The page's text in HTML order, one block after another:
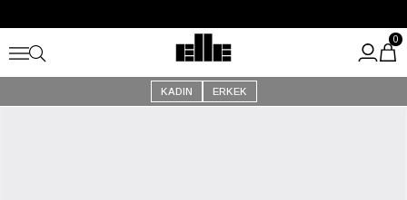
Kargo Ücretsiz!
KADIN ERKEK
0